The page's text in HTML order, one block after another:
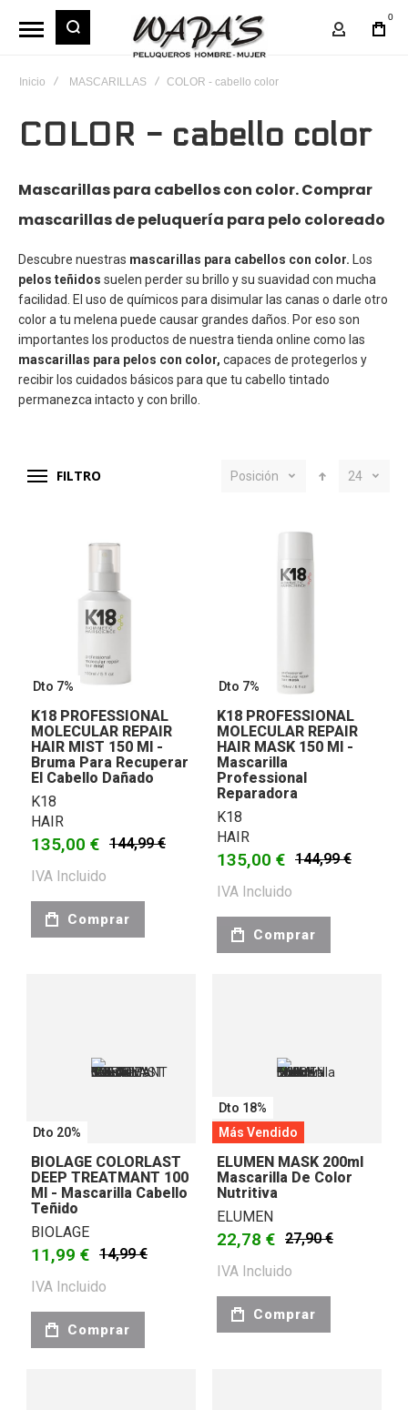
Mi
0
Inicio MASCARILLAS COLOR - cabello color
COLOR - cabello color
Mascarillas para cabellos con color. Comprar
mascarillas de peluquería para pelo coloreado
Descubre nuestras mascarillas para cabellos con color.
Los
pelos teñidos suelen perder su brillo y su suavidad con mucha
facilidad. El uso de químicos para disimular las canas o darle otro
color a tu melena puede causar grandes daños. Por eso son
importantes los productos de nuestra tienda online como las
mascarillas para pelos con color, capaces de protegerlos y
recibir los cuidados básicos para que tu cabello tintado
permanezca intacto y con brillo.
FILTRO Posición 24
Dto 7%
K18 PROFESSIONAL
MOLECULAR REPAIR
HAIR MIST 150 Ml -
Bruma Para Recuperar
El Cabello Dañado
K18
HAIR
135,00 € 144,99 €
IVA Incluido
Comprar
Dto 7%
K18 PROFESSIONAL
MOLECULAR REPAIR
HAIR MASK 150 Ml -
Mascarilla
Professional
Reparadora
K18
HAIR
135,00 € 144,99 €
IVA Incluido
Comprar
Dto 20%
BIOLAGE COLORLAST
DEEP TREATMANT 100
Ml - Mascarilla Cabello
Teñido
BIOLAGE
11,99 € 14,99 €
IVA Incluido
Comprar
Dto 18%
Más Vendido
ELUMEN MASK 200ml
Mascarilla De Color
Nutritiva
ELUMEN
22,78 € 27,90 €
IVA Incluido
Comprar